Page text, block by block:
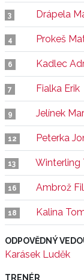
3 Drápela
4 Prokeš
6 Kadlec
7 Fialka Erik
9 Jelínek
12 Peterka
13 Winterling
16 Ambrož
18 Kalina
ODPOVĚDNÝ
Karásek Luděk
TRENÉR